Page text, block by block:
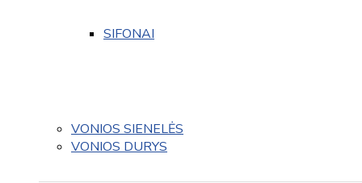
SIFONAI
VONIOS SIENELĖS
VONIOS DURYS